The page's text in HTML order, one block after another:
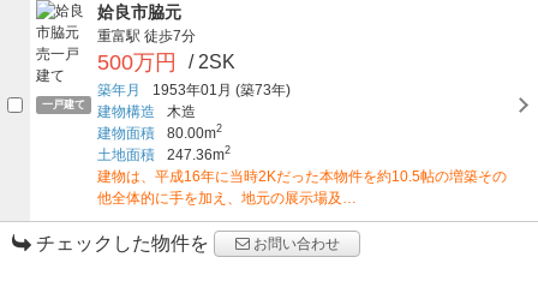
一戸建て
姶良市脇元
重富駅 徒歩7分
500万円 / 2SK
築年月 1953年01月 (築73年)
建物構造
木造
建物面積
80.00m2
土地面積 247.36m2
建物は、平成16年に当時2Kだった本物件を約10.5帖の増築その
他全体的に手を加え、地元の展示場及…
チェックした物件を お問い合わせ